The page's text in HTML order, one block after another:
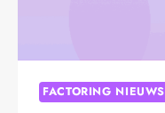
FACTORING NIEUWS